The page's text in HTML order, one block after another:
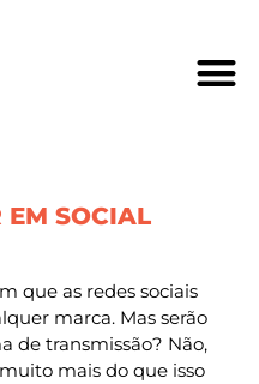
EM SOCIAL
que as redes sociais
marca. Mas serão
de transmissão? Não,
mais do que isso